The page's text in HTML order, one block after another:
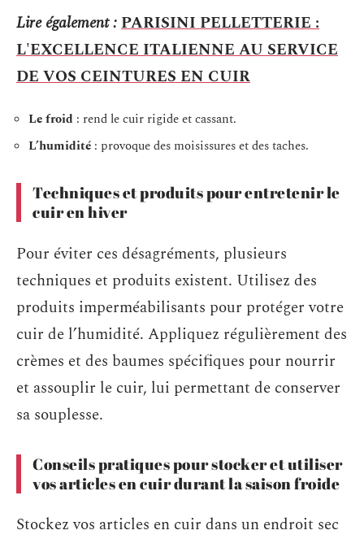
Lire également :PARISINI PELLETTERIE :
L'EXCELLENCE ITALIENNE AU SERVICE
DE VOS CEINTURES EN CUIR
Le froid : rend le cuir rigide et cassant.
L’humidité : provoque des moisissures et des taches.
Techniques et produits pour entretenir le
cuir en hiver
Pour éviter ces désagréments, plusieurs
techniques et produits existent. Utilisez des
produits imperméabilisants pour protéger votre
cuir de l’humidité. Appliquez régulièrement des
crèmes et des baumes spécifiques pour nourrir
et assouplir le cuir, lui permettant de conserver
sa souplesse.
Conseils pratiques pour stocker et utiliser
vos articles en cuir durant la saison froide
Stockez vos articles en cuir dans un endroit sec